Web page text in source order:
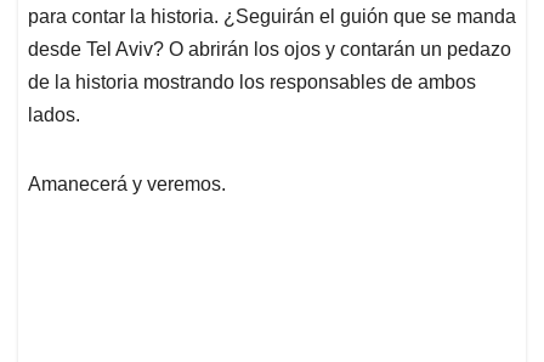
para contar la historia. ¿Seguirán el guión que se manda
desde Tel Aviv? O abrirán los ojos y contarán un pedazo
de la historia mostrando los responsables de ambos
lados.
Amanecerá y veremos.